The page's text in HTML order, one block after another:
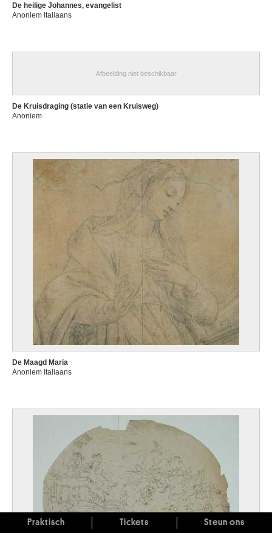
De heilige Johannes, evangelist
Anoniem Italiaans
Afbeelding niet beschikbaar
De Kruisdraging (statie van een Kruisweg)
Anoniem
De Maagd Maria
Anoniem Italiaans
Praktisch Tickets Steun ons